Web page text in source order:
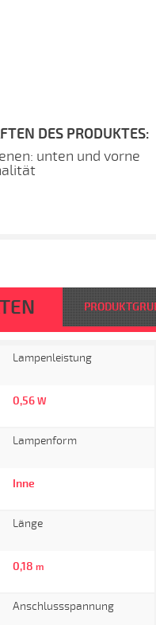
DES PRODUKTES:
unten und vorne
Lampenleistung
0,56 W
Lampenform
Inne
Länge
0,18 m
Anschlussspannung